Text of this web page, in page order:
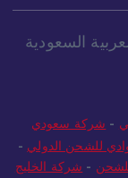
السعودية
- شركة سعودي
للشحن الدولي -
- شركة الخليج